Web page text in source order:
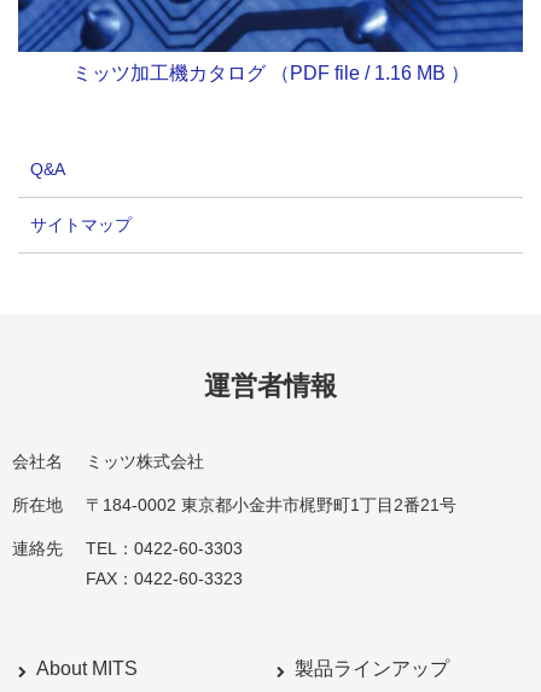
ミッツ加工機カタログ （PDF file / 1.16 MB ）
Q&A
サイトマップ
運営者情報
会社名 ミッツ株式会社
所在地 〒184-0002 東京都小金井市梶野町1丁目2番21号
連絡先
TEL：0422-60-3303
FAX：0422-60-3323
About MITS 製品ラインアップ